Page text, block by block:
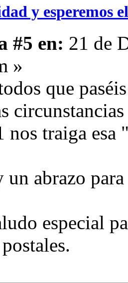
y esperemos
#5 en: 21 de
»
que
nos traiga
un abrazo
especial